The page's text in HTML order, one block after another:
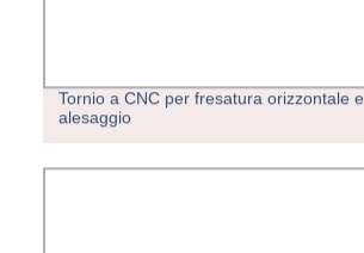
Tornio a CNC per fresatura orizzontale e
alesaggio